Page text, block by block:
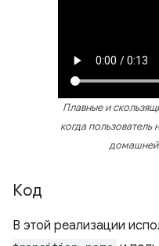
Плавные и
когда пользователь
домашней
Код
В этой реализации